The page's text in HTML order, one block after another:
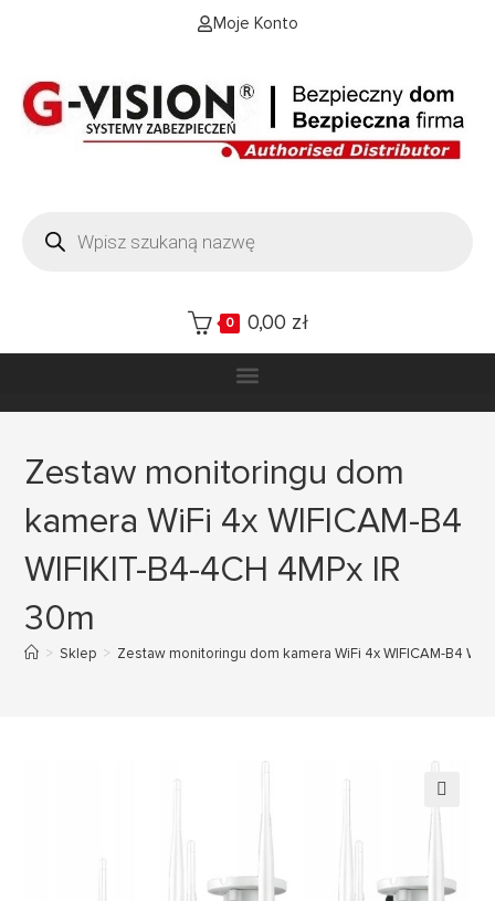
Moje Konto
0 0,00 zł
Zestaw monitoringu dom
kamera WiFi 4x WIFICAM-B4
WIFIKIT-B4-4CH 4MPx IR
30m
> Sklep > Zestaw monitoringu dom kamera WiFi 4x WIFICAM-B4